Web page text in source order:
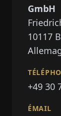
GmbH
10117
+49 30
ÉMAIL